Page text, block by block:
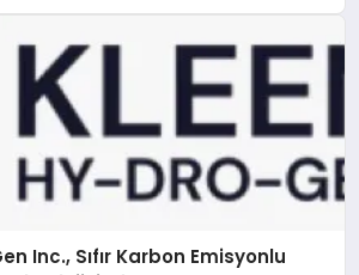
Inc., Sıfır Karbon Emisyonlu